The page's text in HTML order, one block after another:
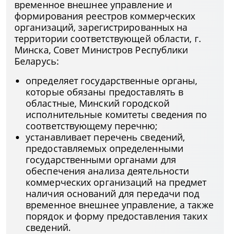
временное внешнее управление и
формирования реестров коммерческих
организаций, зарегистрированных на
территории соответствующей области, г.
Минска, Совет Министров Республики
Беларусь:
определяет государственные органы,
которые обязаны предоставлять в
областные, Минский городской
исполнительные комитеты сведения по
соответствующему перечню;
устанавливает перечень сведений,
предоставляемых определенными
государственными органами для
обеспечения анализа деятельности
коммерческих организаций на предмет
наличия оснований для передачи под
временное внешнее управление, а также
порядок и форму предоставления таких
сведений.